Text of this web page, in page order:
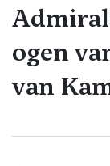
ogen
van